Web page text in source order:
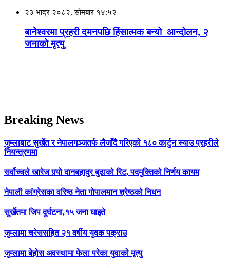
२३ भाद्र २०८२, सोमबार १४:५२
बानेश्वरमा प्रहरी दमनपछि हिंसात्मक बन्यो आन्दोलन, २
जनाको मृत्यु
Breaking News
जुम्लाबाट सुर्खेत र नेपालगञ्जतर्फ लैजाँदै गरिएको १८० कार्टुन स्याउ प्रहरीले
नियन्त्रणमा
सर्वोच्चले खारेज गर्‍यो दानबहादुर बुढाको रिट, पदमुक्तिको निर्णय कायम
नेपाली कांग्रेसका वरिष्ठ नेता गोपालमान श्रेष्ठको निधन
सुर्खेतमा जिप दुर्घटना,१५ जना घाइते
जुम्लामा चरेससहित २१ वर्षीय युवक पक्राउ
जुम्लामा बेहोस अवस्थामा फेला परेका युवाको मृत्यु